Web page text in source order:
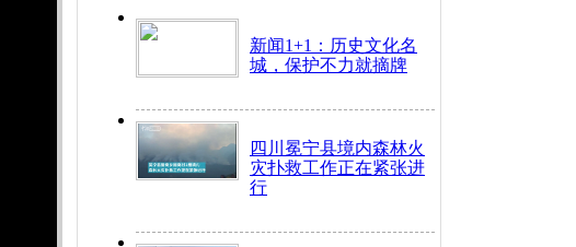
新闻1+1：历史文化名
城，保护不力就摘牌
四川冕宁县境内森林火
灾扑救工作正在紧张进
行